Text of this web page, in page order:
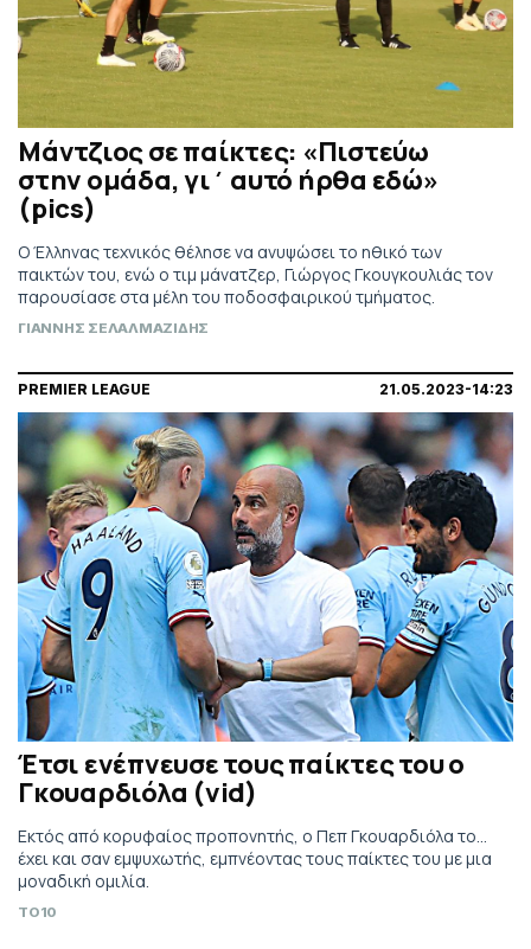
Μάντζιος σε παίκτες: «Πιστεύω
στην ομάδα, γι΄ αυτό ήρθα εδώ»
(pics)
Ο Έλληνας τεχνικός θέλησε να ανυψώσει το ηθικό των
παικτών του, ενώ ο τιμ μάνατζερ, Γιώργος Γκουγκουλιάς τον
παρουσίασε στα μέλη του ποδοσφαιρικού τμήματος.
ΓΙΑΝΝΗΣ ΣΕΛΑΛΜΑΖΙΔΗΣ
PREMIER LEAGUE 21.05.2023-14:23
Έτσι ενέπνευσε τους παίκτες του ο
Γκουαρδιόλα (vid)
Εκτός από κορυφαίος προπονητής, ο Πεπ Γκουαρδιόλα το...
έχει και σαν εμψυχωτής, εμπνέοντας τους παίκτες του με μια
μοναδική ομιλία.
TO10